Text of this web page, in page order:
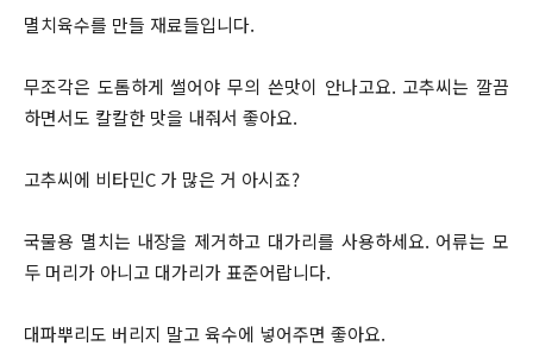
멸치육수를 만들 재료들입니다.
무조각은 도톰하게 썰어야 무의 쓴맛이 안나고요. 고추씨는 깔끔
하면서도 칼칼한 맛을 내줘서 좋아요.
고추씨에 비타민C 가 많은 거 아시죠?
국물용 멸치는 내장을 제거하고 대가리를 사용하세요. 어류는 모
두 머리가 아니고 대가리가 표준어랍니다.
대파뿌리도 버리지 말고 육수에 넣어주면 좋아요.